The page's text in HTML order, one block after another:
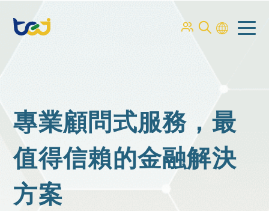
專業顧問式服務，最
值得信賴的金融解決
方案